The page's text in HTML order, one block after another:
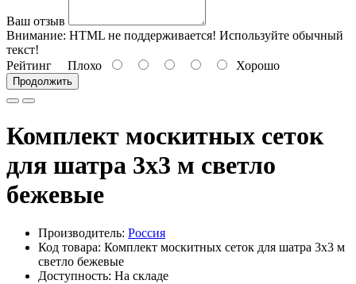
Ваш отзыв
Внимание: HTML не поддерживается! Используйте обычный
текст!
Рейтинг Плохо Хорошо
Продолжить
Комплект москитных сеток
для шатра 3х3 м светло
бежевые
Производитель: Россия
Код товара: Комплект москитных сеток для шатра 3х3 м
светло бежевые
Доступность: На складе